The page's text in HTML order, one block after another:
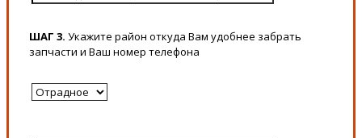
ШАГ 3. Укажите район откуда Вам удобнее забрать
запчасти и Ваш номер телефона